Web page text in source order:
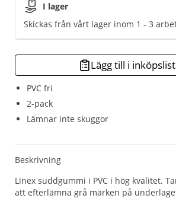
PVC fri
2-pack
Lämnar inte skuggor
I lager
Skickas från vårt lager inom 1 - 3
Lägg till i
Beskrivning
Linex suddgummi i PVC i hög kvalitet.
att efterlämna grå märken på